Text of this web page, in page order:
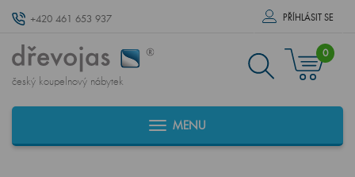
+420 461 653 937 PŘÍHLÁSIT SE
český koupelnový nábytek
0
MENU